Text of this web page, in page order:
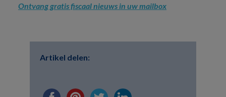
Ontvang gratis fiscaal nieuws in uw mailbox
Artikel delen: